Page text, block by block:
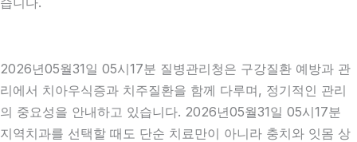
2026년05월31일 05시17분 질병관리청은 구강질환 예방과 관
리에서 치아우식증과 치주질환을 함께 다루며, 정기적인 관리
의 중요성을 안내하고 있습니다. 2026년05월31일 05시17분
지역치과를 선택할 때도 단순 치료만이 아니라 충치와 잇몸 상